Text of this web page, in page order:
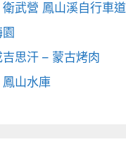
武營 鳳山溪自行車道
思汗 – 蒙古烤肉
山水庫